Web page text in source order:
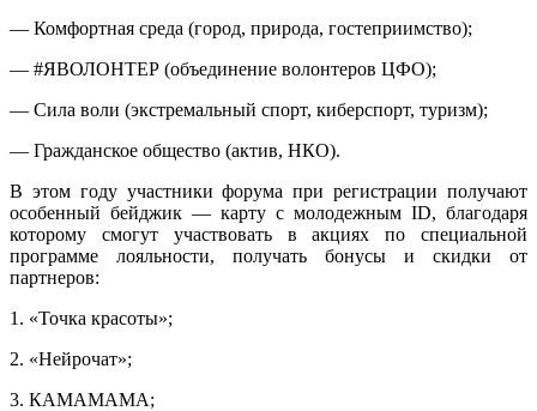
— Комфортная среда (город, природа, гостеприимство);
— #ЯВОЛОНТЕР (объединение волонтеров ЦФО);
— Сила воли (экстремальный спорт, киберспорт, туризм);
— Гражданское общество (актив, НКО).
В этом году участники форума при регистрации получают
особенный бейджик — карту с молодежным ID, благодаря
которому смогут участвовать в акциях по специальной
программе лояльности, получать бонусы и скидки от
партнеров:
1. «Точка красоты»;
2. «Нейрочат»;
3. КАМАМАМА;